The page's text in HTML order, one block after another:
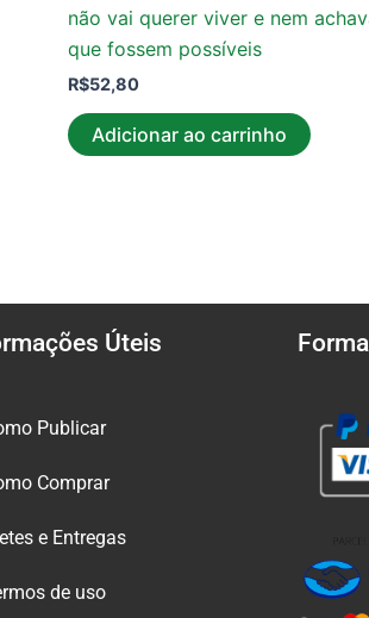
não vai querer viver e nem
que fossem possíveis
R$52,80
Adicionar ao carrinho
Úteis
Publicar
Comprar
e Entregas
de uso